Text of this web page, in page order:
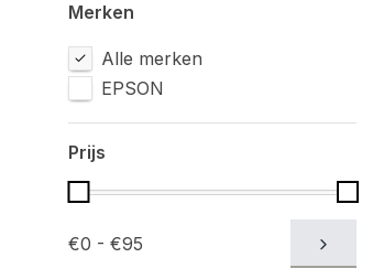
Merken
Alle merken
EPSON
Prijs
€0 - €95